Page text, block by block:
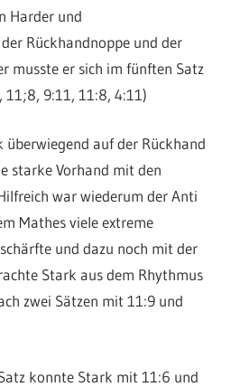
Harder und
Rückhandnoppe und der
musste er sich im fünften Satz
11;8, 9:11, 11:8, 4:11)
überwiegend auf der Rückhand
starke Vorhand mit den
war wiederum der Anti
Mathes viele extreme
und dazu noch mit der
Stark aus dem Rhythmus
zwei Sätzen mit 11:9 und
konnte Stark mit 11:6 und